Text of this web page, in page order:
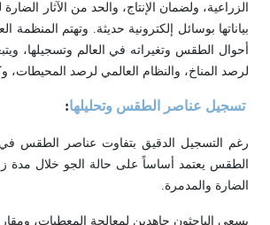
الزراعية، ولضمان الإنتاج، والحد من الآثار
بياناتها بوسائل إلكترونية حديثة. وتهتم المنظمة
أحوال الطقس وتغيراته في العالم وتسجيلها،
لرصد المناخ، والنظام العالمي لرصد المحيطات،
تسجيل عناصر الطقس وتحليلها:
رغم التسجيل الدقيق بتفاوت عناصر الطقس
الطقس يعتمد أساساً على حالة الجو خلال مدة
الضارة والمدمرة.
يسعى الباحثون جاهدين لمعالجة المعطيات،